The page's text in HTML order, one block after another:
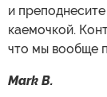
и
каемочкой.
что мы вообще
Mark B.